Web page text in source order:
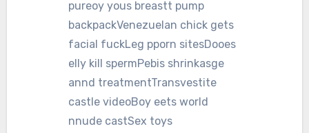
pureoy yous breastt pump
backpackVenezuelan chick gets
facial fuckLeg pporn sitesDooes
elly kill spermPebis shrinkasge
annd treatmentTransvestite
castle videoBoy eets world
nnude castSex toys